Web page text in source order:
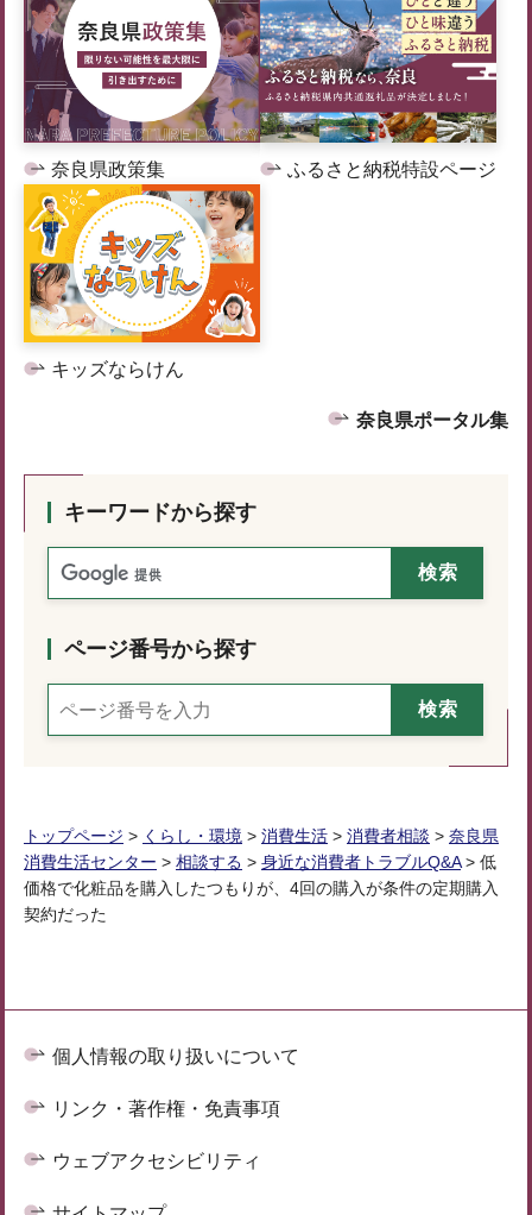
奈良県政策集 ふるさと納税特設ページ
キッズならけん
奈良県ポータル集
キーワードから探す
ページ番号から探す
トップページ > くらし・環境 > 消費生活 > 消費者相談 > 奈良県
消費生活センター > 相談する > 身近な消費者トラブルQ&A> 低
価格で化粧品を購入したつもりが、4回の購入が条件の定期購入
契約だった
個人情報の取り扱いについて
リンク・著作権・免責事項
ウェブアクセシビリティ